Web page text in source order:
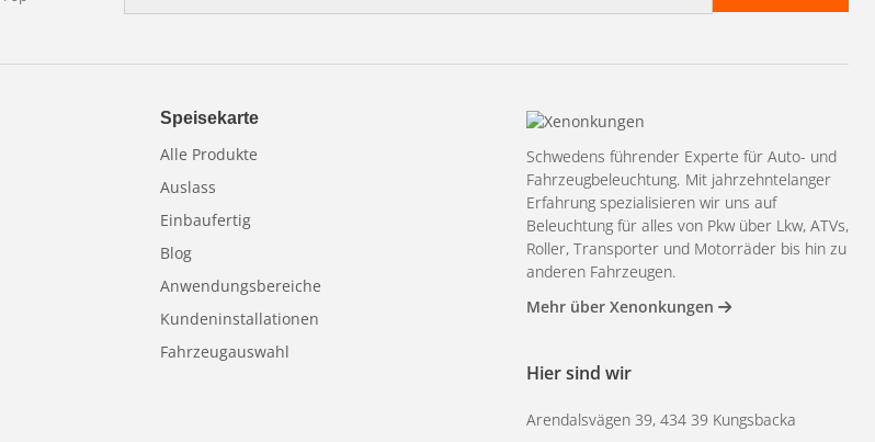
Adresse
Speisekarte
Alle Produkte
Auslass
Einbaufertig
Blog
Anwendungsbereiche
Kundeninstallationen
Fahrzeugauswahl
Schwedens führender Experte für Auto- und
Fahrzeugbeleuchtung. Mit jahrzehntelanger
Erfahrung spezialisieren wir uns auf
Beleuchtung für alles von Pkw über Lkw, ATVs,
Roller, Transporter und Motorräder bis hin zu
anderen Fahrzeugen.
Mehr über Xenonkungen
Hier sind wir
Arendalsvägen 39, 434 39 Kungsbacka